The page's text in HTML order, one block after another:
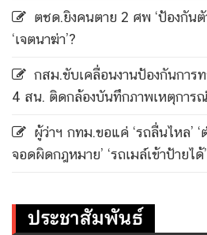
ตชด.ยิงคนตาย 2 ศพ ‘ป้องกัน
‘เจตนาฆ่า’?
กสม.ขับเคลื่อนงานป้องกันการ
4 สน. ติดกล้องบันทึกภาพเหตุการณ์
ผู้ว่าฯ กทม.ขอแค่ ‘รถลื่นไหล’ ‘
จอดผิดกฎหมาย’ ‘รถเมล์เข้าป้ายได้
ประชาสัมพันธ์